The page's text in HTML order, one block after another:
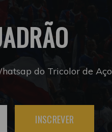
do Tricolor de Aço
INSCREVER